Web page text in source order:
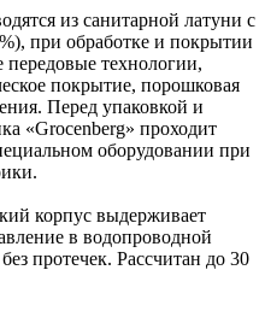
из санитарной латуни с
при обработке и покрытии
передовые технологии,
покрытие, порошковая
Перед упаковкой и
«Grocenberg» проходит
оборудовании при
корпус выдерживает
в водопроводной
протечек. Рассчитан до 30